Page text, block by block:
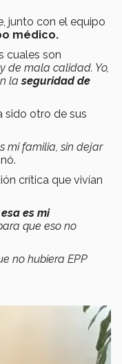
junto con el equipo
médico.
cuales son
de mala calidad. Yo,
laseguridad de
sido otro de sus
mi familia, sin dejar
crítica que vivían
esa es mi
que eso no
no hubiera EPP